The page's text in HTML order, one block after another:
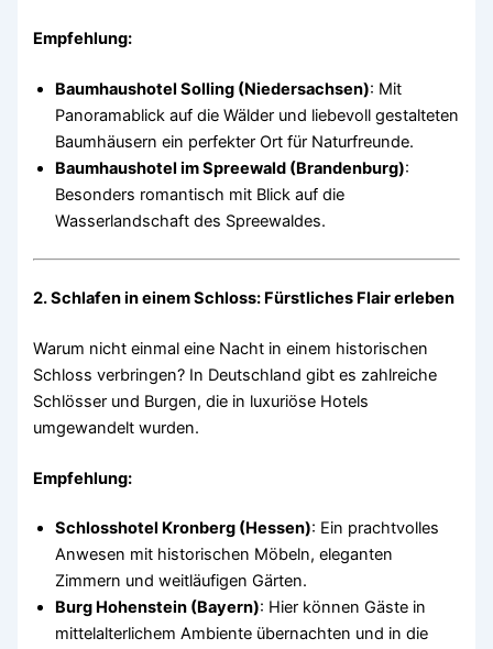
Empfehlung:
Baumhaushotel Solling (Niedersachsen): Mit
Panoramablick auf die Wälder und liebevoll gestalteten
Baumhäusern ein perfekter Ort für Naturfreunde.
Baumhaushotel im Spreewald (Brandenburg):
Besonders romantisch mit Blick auf die
Wasserlandschaft des Spreewaldes.
2. Schlafen in einem Schloss: Fürstliches Flair erleben
Warum nicht einmal eine Nacht in einem historischen
Schloss verbringen? In Deutschland gibt es zahlreiche
Schlösser und Burgen, die in luxuriöse Hotels
umgewandelt wurden.
Empfehlung:
Schlosshotel Kronberg (Hessen): Ein prachtvolles
Anwesen mit historischen Möbeln, eleganten
Zimmern und weitläufigen Gärten.
Burg Hohenstein (Bayern): Hier können Gäste in
mittelalterlichem Ambiente übernachten und in die